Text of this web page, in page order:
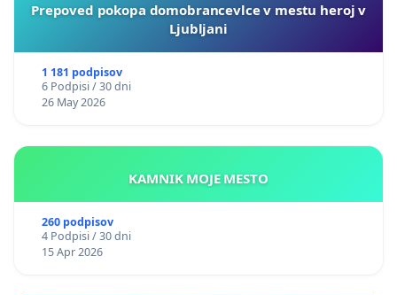
Prepoved pokopa domobrancevlce v mestu heroj v
Ljubljani
1 181 podpisov
6 Podpisi / 30 dni
26 May 2026
KAMNIK MOJE MESTO
260 podpisov
4 Podpisi / 30 dni
15 Apr 2026